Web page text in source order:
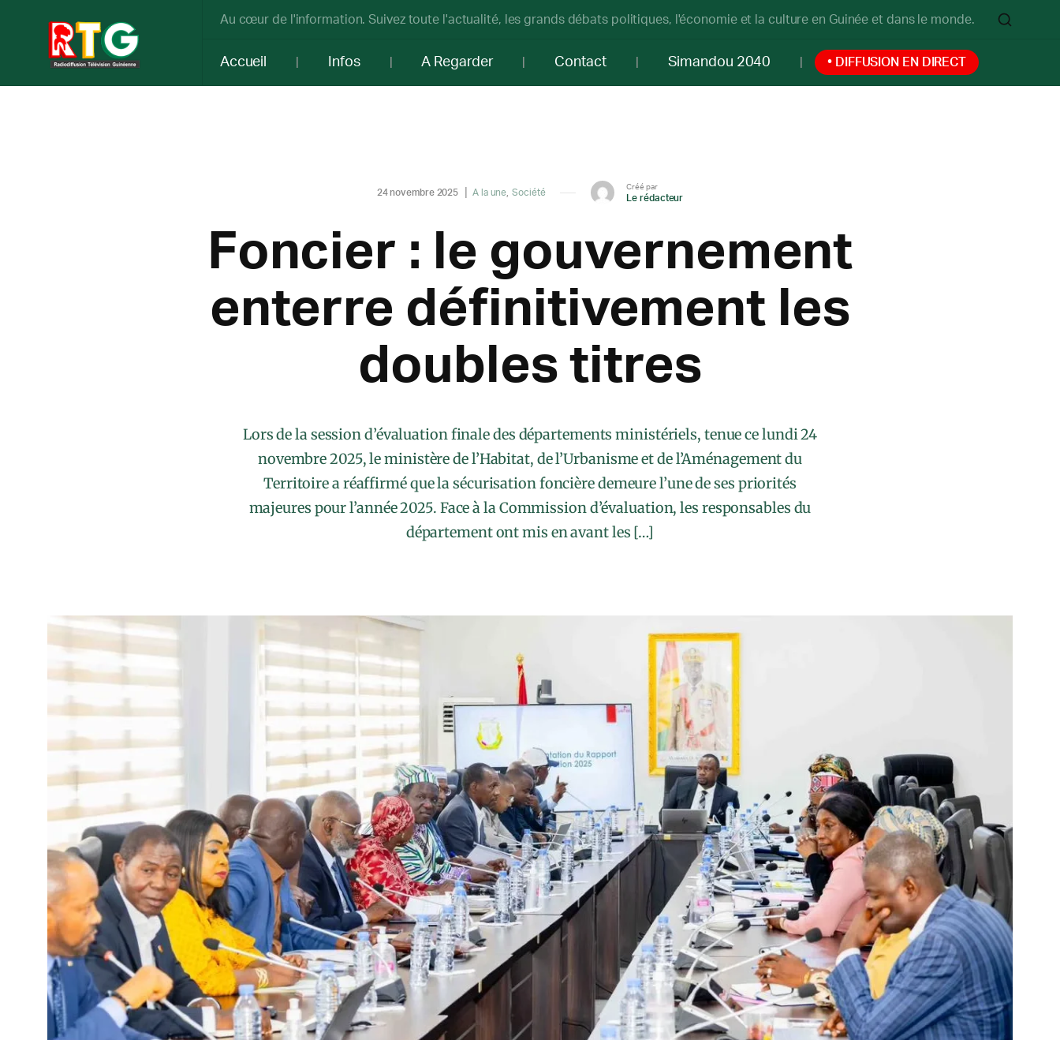
Au cœur de l'information. Suivez toute l'actualité, les grands débats politiques, l'économie et la culture en Guinée et dans le monde.
Accueil Infos A Regarder Contact Simandou 2040 • DIFFUSION EN DIRECT
24 novembre 2025 A la une Société
Créé par
Le rédacteur
Foncier : le gouvernement
enterre définitivement les
doubles titres
Lors de la session d’évaluation finale des départements ministériels, tenue ce lundi 24
novembre 2025, le ministère de l’Habitat, de l’Urbanisme et de l’Aménagement du
Territoire a réaffirmé que la sécurisation foncière demeure l’une de ses priorités
majeures pour l’année 2025. Face à la Commission d’évaluation, les responsables du
département ont mis en avant les […]